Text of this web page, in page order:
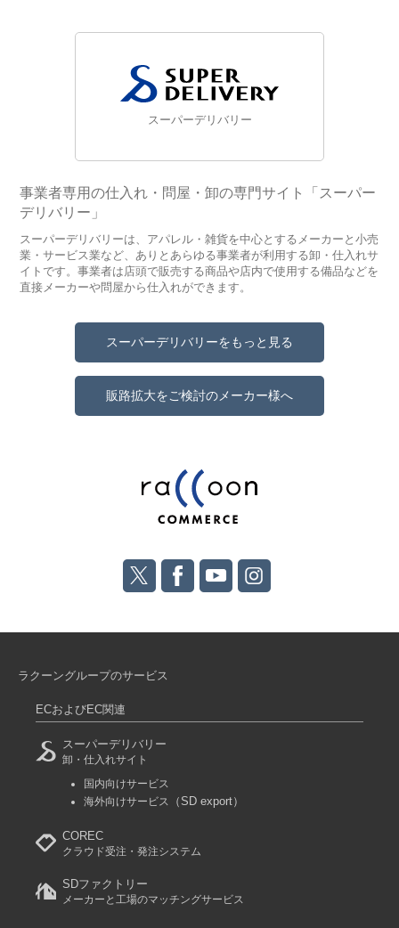
スーパーデリバリー
事業者専用の仕入れ・問屋・卸の専門サイト「スーパー
デリバリー」
スーパーデリバリーは、アパレル・雑貨を中心とするメーカーと小売
業・サービス業など、ありとあらゆる事業者が利用する卸・仕入れサ
イトです。事業者は店頭で販売する商品や店内で使用する備品などを
直接メーカーや問屋から仕入れができます。
スーパーデリバリーをもっと見る
販路拡大をご検討のメーカー様へ
ラクーングループのサービス
ECおよびEC関連
スーパーデリバリー
卸・仕入れサイト
国内向けサービス
海外向けサービス
（SD export）
COREC
クラウド受注・発注システム
SDファクトリー
メーカーと工場のマッチングサービス